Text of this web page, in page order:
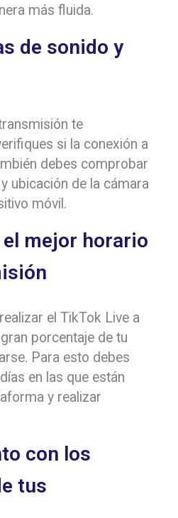
más fluida.
de sonido y
te
si la conexión a
debes comprobar
ubicación de la cámara
móvil.
el mejor horario
el TikTok Live a
porcentaje de tu
Para esto debes
en las que están
y realizar
con los
tus